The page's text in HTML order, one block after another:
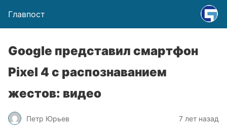
Главпост
Google представил смартфон
Pixel 4 с распознаванием
жестов: видео
Петр Юрьев 7 лет назад